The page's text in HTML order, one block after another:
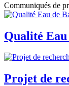
Communiqués de
Qualité Eau
Projet de